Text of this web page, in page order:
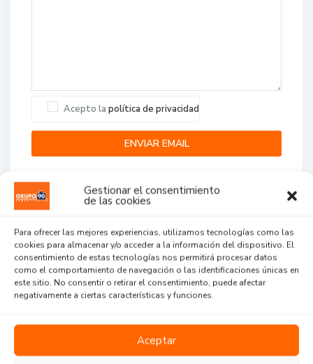
Gestionar el consentimiento
de las cookies
Para ofrecer las mejores experiencias, utilizamos tecnologías como las
cookies para almacenar y/o acceder a la información del dispositivo. El
consentimiento de estas tecnologías nos permitirá procesar datos
como el comportamiento de navegación o las identificaciones únicas en
este sitio. No consentir o retirar el consentimiento, puede afectar
negativamente a ciertas características y funciones.
Aceptar
Acepto la política de privacidad
Agent Reviews
...